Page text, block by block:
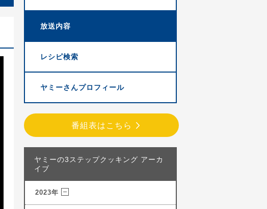
放送内容
レシピ検索
ヤミーさんプロフィール
番組表はこちら
ヤミーの3ステップクッキング アーカ
イブ
2023年